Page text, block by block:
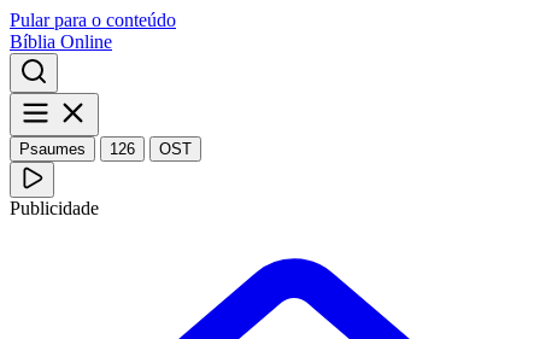
Pular para o conteúdo
Bíblia Online
Psaumes 126 OST
Publicidade